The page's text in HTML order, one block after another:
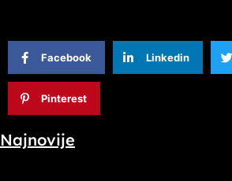
Facebook Linkedin
Pinterest
Najnovije